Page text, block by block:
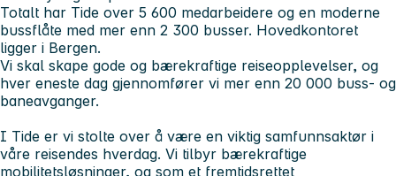
Totalt har Tide over 5 600 medarbeidere og en moderne
bussflåte med mer enn 2 300 busser. Hovedkontoret
ligger i Bergen.
Vi skal skape gode og bærekraftige reiseopplevelser, og
hver eneste dag gjennomfører vi mer enn 20 000 buss- og
baneavganger.
I Tide er vi stolte over å være en viktig samfunnsaktør i
våre reisendes hverdag. Vi tilbyr bærekraftige
mobilitetsløsninger, og som et fremtidsrettet